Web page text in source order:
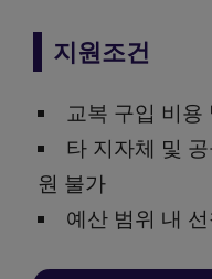
지원조건
교복 구입 비용
타 지자체 및
원 불가
예산 범위 내